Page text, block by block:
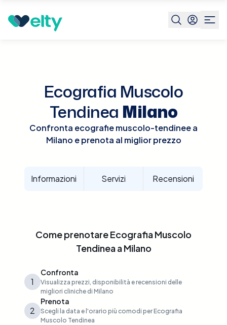
Prenota visita Ecografia Muscolo Tendinea Milano
Ecografia Muscolo
Tendinea Milano
Confronta ecografie muscolo-tendinee a
Milano e prenota al miglior prezzo
Informazioni Servizi Recensioni
Come prenotareEcografia Muscolo
TendineaaMilano
1
Confronta
Visualizza prezzi, disponibilità e recensioni delle
migliori cliniche di Milano
2
Prenota
Scegli la data e l'orario più comodi per Ecografia
Muscolo Tendinea